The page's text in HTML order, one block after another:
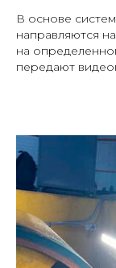
В основе
направляются
на
передают